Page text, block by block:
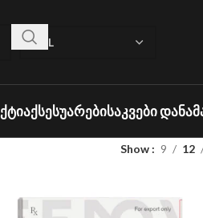
ᲐᲥᲡᲔᲡᲣᲐᲠᲔᲑᲘᲡᲐᲙᲕᲔᲑᲘ
Show 9 12